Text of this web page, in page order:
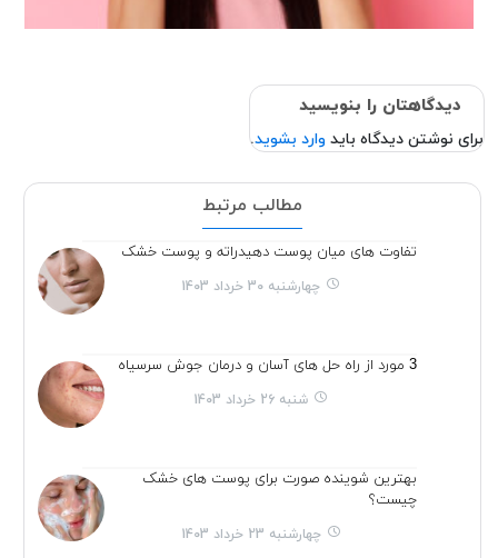
دیدگاهتان را بنویسید
برای نوشتن دیدگاه باید وارد بشوید.
مطالب مرتبط
تفاوت های میان پوست دهیدراته و پوست خشک
چهارشنبه 30 خرداد 1403
3 مورد از راه حل های آسان و درمان جوش سرسیاه
شنبه 26 خرداد 1403
بهترین شوینده صورت برای پوست های خشک
چیست؟
چهارشنبه 23 خرداد 1403